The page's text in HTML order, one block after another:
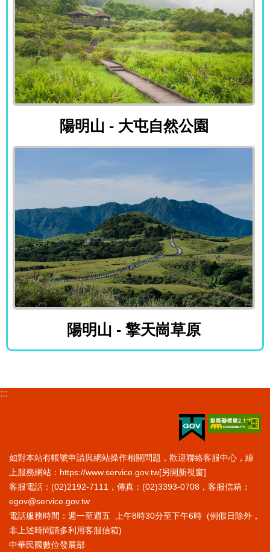
陽明山 - 大屯自然公園
陽明山 - 大屯自然公園
陽明山 - 擎天崗草原
陽明山 - 擎天崗草原
:::
如對本站有帳號申請與網站操作相關問題，歡迎聯絡客服中心，線
上服務網站： https://www.service.gov.tw[另開新視窗]
客服電話：(02)2192-7111，傳真：(02)3393-0708，客服信箱：
egov@service.gov.tw
電話服務時間：週一至週五 上午8時30分至下午6時 (例假日除外，
非上述時間請多利用客服信箱)
中華民國數位發展部